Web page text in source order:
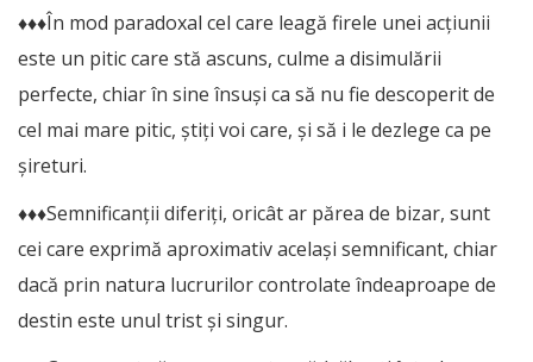
♦♦♦În mod paradoxal cel care leagă firele unei acțiunii
este un pitic care stă ascuns, culme a disimulării
perfecte, chiar în sine însuși ca să nu fie descoperit de
cel mai mare pitic, știți voi care, și să i le dezlege ca pe
șireturi.
♦♦♦Semnificanții diferiți, oricât ar părea de bizar, sunt
cei care exprimă aproximativ același semnificant, chiar
dacă prin natura lucrurilor controlate îndeaproape de
destin este unul trist și singur.